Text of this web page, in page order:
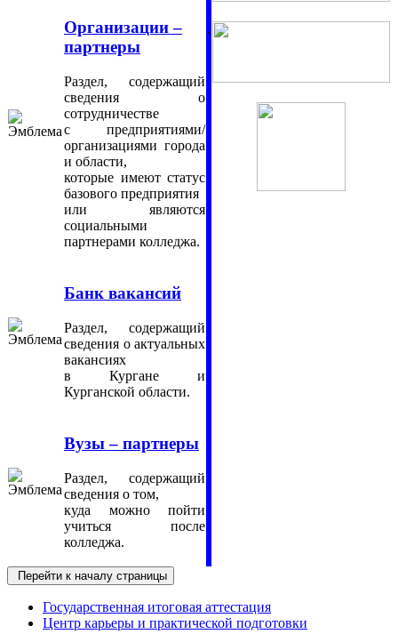
.
Организации –
партнеры
Раздел, содержащий
сведения о
сотрудничестве
с предприятиями/
организациями города
и области,
которые имеют статус
базового предприятия
или являются
социальными
партнерами колледжа.
Банк вакансий
Раздел, содержащий
сведения о актуальных
вакансиях
в Кургане и
Курганской области.
Вузы – партнеры
Раздел, содержащий
сведения о том,
куда можно пойти
учиться после
колледжа.
Перейти к началу страницы
Государственная итоговая аттестация
Центр карьеры и практической подготовки